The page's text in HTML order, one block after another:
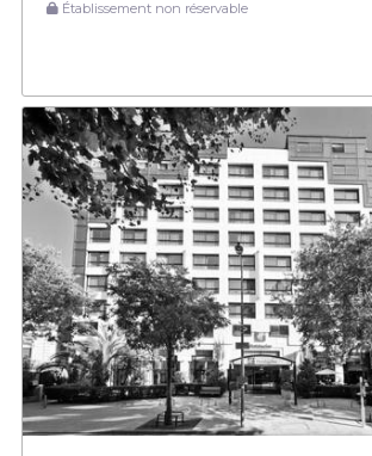
Établissement non réservable